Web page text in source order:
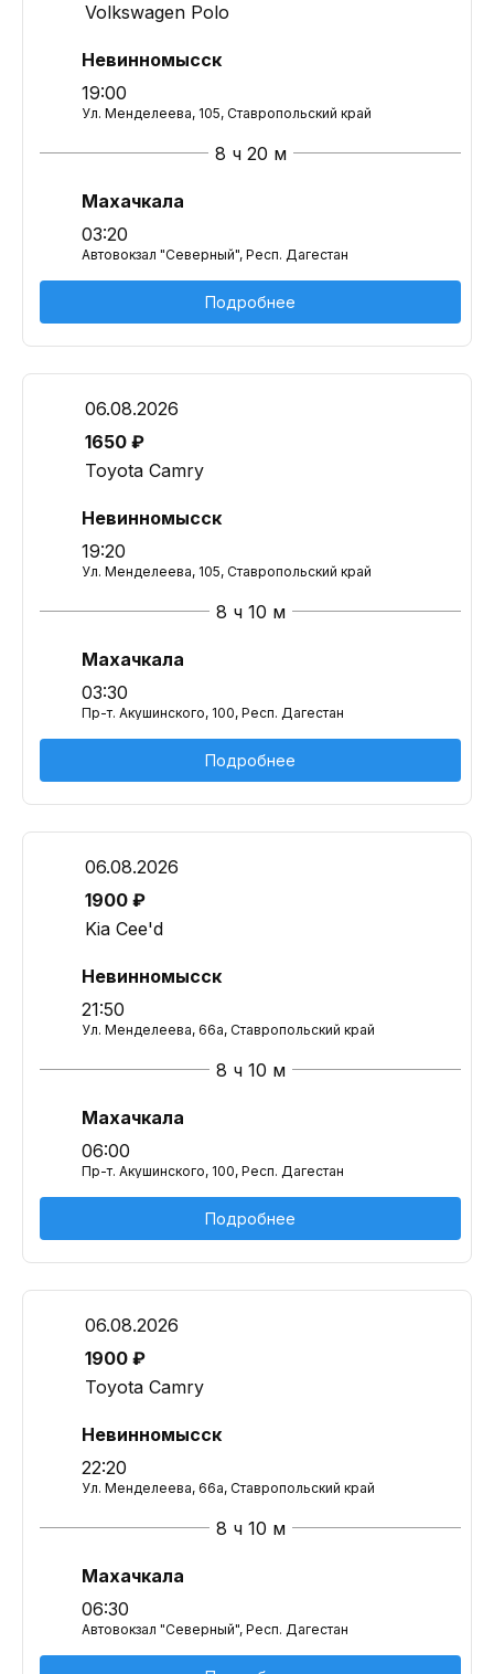
Volkswagen Polo
Невинномысск
19:00
Ул. Менделеева, 105, Ставропольский край
8 ч 20 м
Махачкала
03:20
Автовокзал "Северный", Респ. Дагестан
Подробнее
06.08.2026
1650 ₽
Toyota Camry
Невинномысск
19:20
Ул. Менделеева, 105, Ставропольский край
8 ч 10 м
Махачкала
03:30
Пр-т. Акушинского, 100, Респ. Дагестан
Подробнее
06.08.2026
1900 ₽
Kia Cee'd
Невинномысск
21:50
Ул. Менделеева, 66а, Ставропольский край
8 ч 10 м
Махачкала
06:00
Пр-т. Акушинского, 100, Респ. Дагестан
Подробнее
06.08.2026
1900 ₽
Toyota Camry
Невинномысск
22:20
Ул. Менделеева, 66а, Ставропольский край
8 ч 10 м
Махачкала
06:30
Автовокзал "Северный", Респ. Дагестан